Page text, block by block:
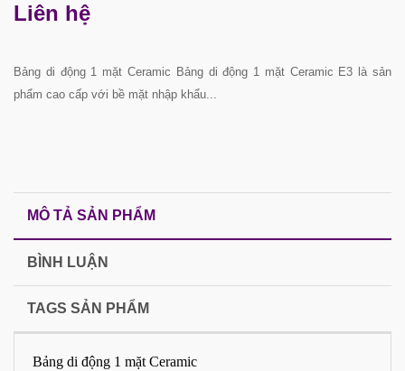
Liên hệ
Bảng di động 1 mặt Ceramic Bảng di động 1 mặt Ceramic E3 là sản
phẩm cao cấp với bề mặt nhập khẩu...
MÔ TẢ SẢN PHẨM
BÌNH LUẬN
TAGS SẢN PHẨM
Bảng di động 1 mặt Ceramic